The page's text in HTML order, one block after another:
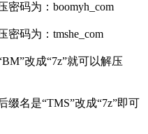
码为：boomyh_com
码为：tmshe_com
改成“7z”就可以解压
名是“TMS”改成“7z”即可